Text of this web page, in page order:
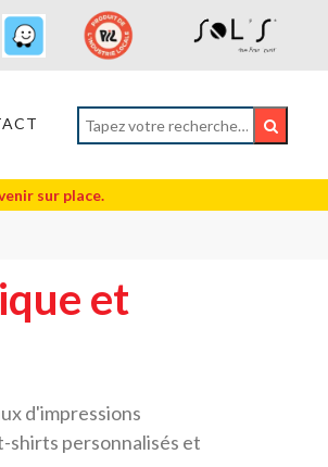
sur place.
et
d'impressions
shirts personnalisés et